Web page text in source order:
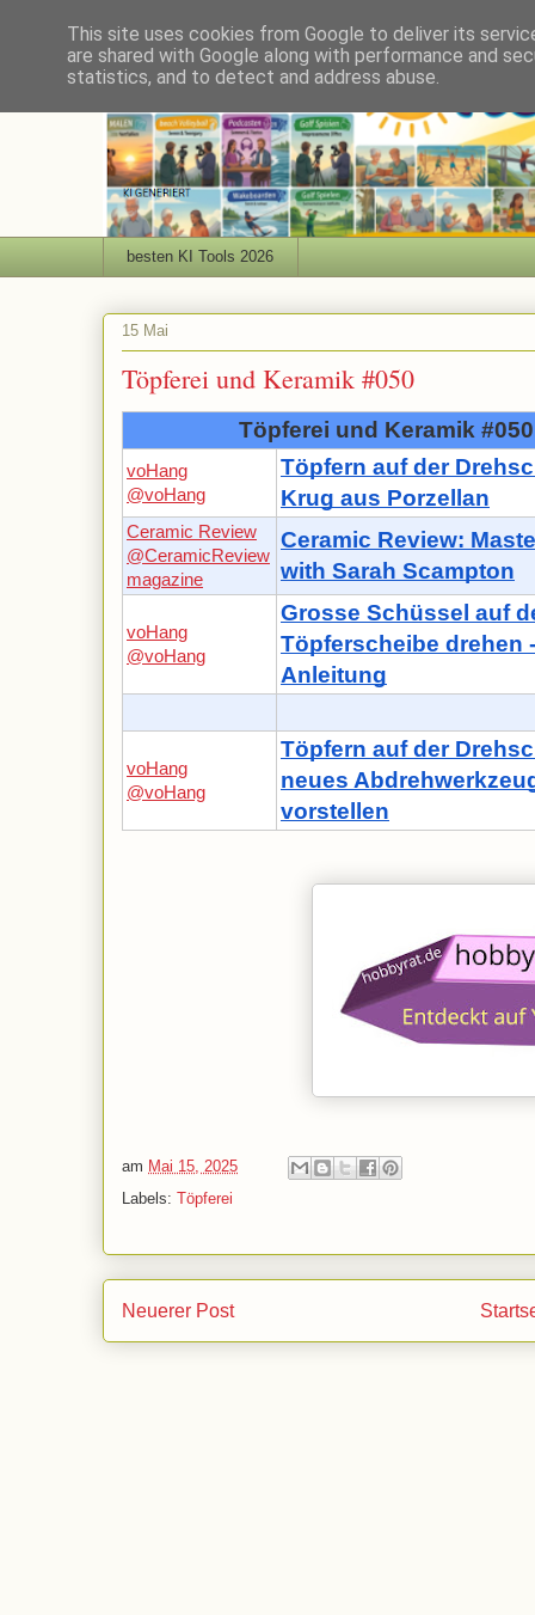
besten KI Tools 2026
15 Mai
Töpferei und Keramik #050
Töpferei und Keramik #050
voHang
@voHang
Töpfern auf der
Krug aus Porzellan
Ceramic Review
@CeramicReview
magazine
Ceramic Review:
with Sarah Scampton
voHang
@voHang
Grosse Schüssel auf
Töpferscheibe drehen
Anleitung
voHang
@voHang
Töpfern auf der
neues
vorstellen
am Mai 15, 2025
Labels: Töpferei
Neuerer Post
This site uses cookies from Google to deliver its
are shared with Google along with performance and
statistics, and to detect and address abuse.